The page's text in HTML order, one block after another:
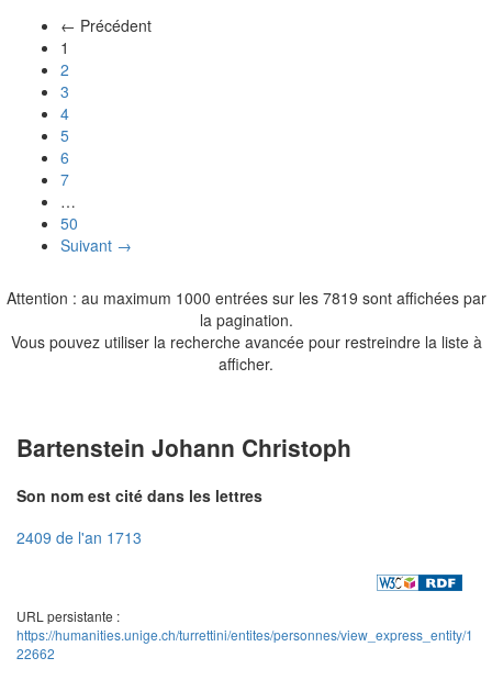
← Précédent
1
2
3
4
5
6
7
…
50
Suivant →
Attention : au maximum 1000 entrées sur les 7819 sont affichées par
la pagination.
Vous pouvez utiliser la recherche avancée pour restreindre la liste à
afficher.
Bartenstein Johann Christoph
Son nom est cité dans les lettres
2409 de l'an 1713
URL persistante :
https://humanities.unige.ch/turrettini/entites/personnes/view_express_entity/1
22662